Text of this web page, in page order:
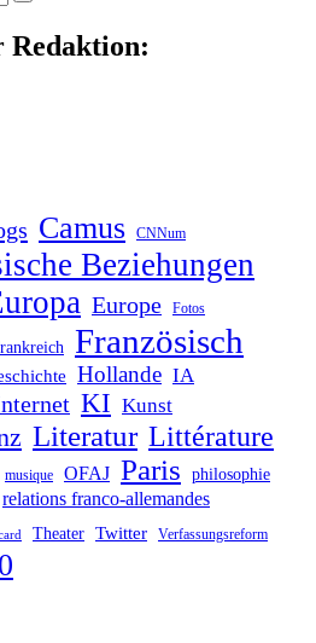
Redaktion:
Camus CNNum
Beziehungen
Europe Fotos
Französisch
Hollande IA
KI Kunst
Literatur Littérature
musique OFAJ Paris philosophie
relations franco-allemandes
Theater Twitter Verfassungsreform